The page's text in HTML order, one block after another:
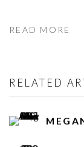
READ MORE
RELATED